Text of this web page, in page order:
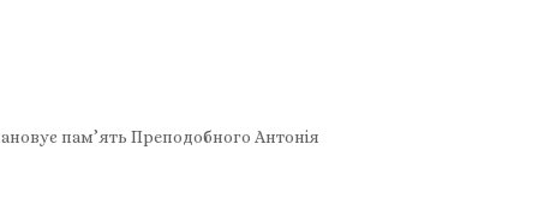
пам’ять Преподобного Антонія